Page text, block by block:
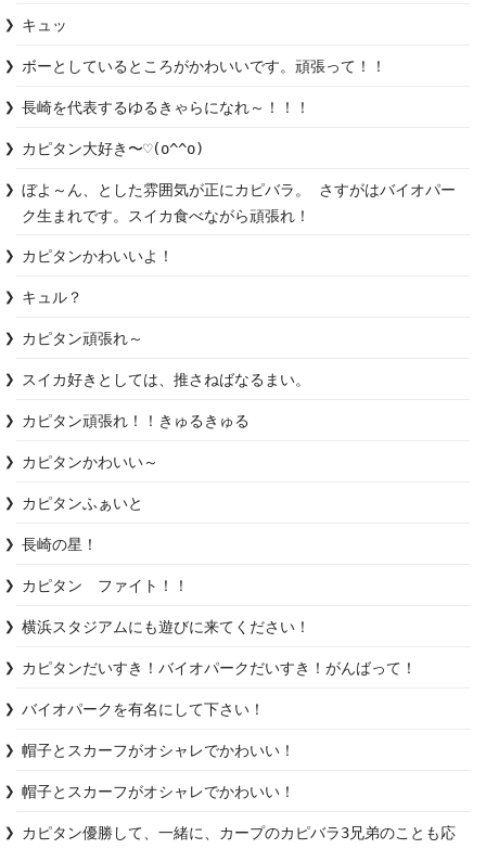
キュッ
ボーとしているところがかわいいです。頑張って！！
長崎を代表するゆるきゃらになれ～！！！
カピタン大好き〜♡(o^^o)
ぼよ～ん、とした雰囲気が正にカピバラ。 さすがはバイオパー
カピタンかわいいよ！
キュル？
カピタン頑張れ～
スイカ好きとしては、推さねばなるまい。
カピタン頑張れ！！きゅるきゅる
カピタンかわいい～
カピタンふぁいと
長崎の星！
カピタン　ファイト！！
横浜スタジアムにも遊びに来てください！
カピタンだいすき！バイオパークだいすき！がんばって！
バイオパークを有名にして下さい！
帽子とスカーフがオシャレでかわいい！
帽子とスカーフがオシャレでかわいい！
カピタン優勝して、一緒に、カープのカピバラ3兄弟のことも応